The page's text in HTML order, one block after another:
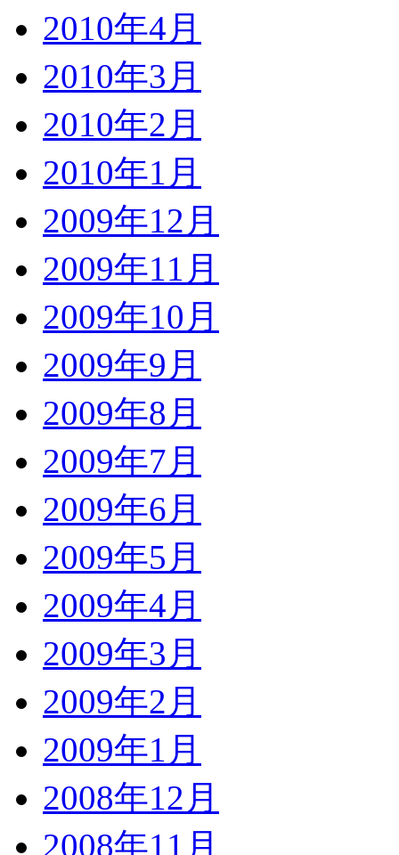
2010年4月
2010年3月
2010年2月
2010年1月
2009年12月
2009年11月
2009年10月
2009年9月
2009年8月
2009年7月
2009年6月
2009年5月
2009年4月
2009年3月
2009年2月
2009年1月
2008年12月
2008年11月